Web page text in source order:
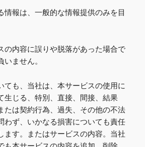
情報は、一般的な情報提供のみを目
の内容に誤りや脱落があった場合で
ません。
ても、当社は、本サービスの使用に
生じる、特別、直接、間接、結果
たは契約行為、過失、その他の不法
わず、いかなる損害についても責任
ます。またはサービスの内容。当社